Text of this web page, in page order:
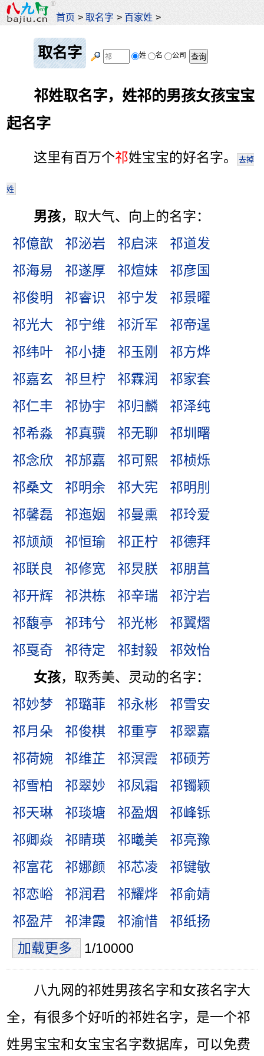
首页 >取名字 > 百家姓 >
取名字 姓 名 公司
祁姓取名字，姓祁的男孩女孩宝宝
起名字
这里有百万个祁姓宝宝的好名字。 去掉
姓
男孩，取大气、向上的名字：
祁億歆
祁泌岩 祁启涞
祁道发
祁海易
祁遂厚 祁煊妹
祁彦国
祁俊明
祁睿识 祁宁发
祁景曜
祁光大
祁宁维 祁沂军
祁帝逞
祁纬叶
祁小捷 祁玉刚
祁方烨
祁嘉玄
祁旦柠 祁霖润
祁家套
祁仁丰
祁协宇 祁归麟
祁泽纯
祁希淼
祁真骥 祁无聊
祁圳曙
祁念欣
祁邡嘉 祁可熙
祁桢烁
祁桑文
祁明余 祁大宪
祁明刖
祁馨磊
祁迤姻 祁曼熏
祁玲爱
祁颃颃
祁恒瑜 祁正柠
祁德拜
祁联良
祁修宽 祁炅朕
祁朋菖
祁开辉
祁洪栋 祁辛瑞
祁泞岩
祁馥亭
祁玮兮 祁光彬
祁翼熠
祁戛奇
祁待定 祁封毅
祁效怡
女孩，取秀美、灵动的名字：
祁妙梦
祁璐菲 祁永彬
祁雪安
祁月朵
祁俊棋 祁重亨
祁翠嘉
祁荷婉
祁维芷 祁溟霞
祁硕芳
祁雪柏
祁翠妙 祁凤霜
祁镯颖
祁天琳
祁琰塘 祁盈烟
祁峰铄
祁卿焱
祁睛瑛 祁曦美
祁亮豫
祁富花
祁娜颜 祁芯凌
祁键敏
祁恋峪
祁润君 祁耀烨
祁俞婧
祁盈芹
祁津霞 祁渝惜
祁纸扬
加载更多
1/10000
八九网的祁姓男孩名字和女孩名字大
全，有很多个好听的祁姓名字，是一个祁
姓男宝宝和女宝宝名字数据库，可以免费